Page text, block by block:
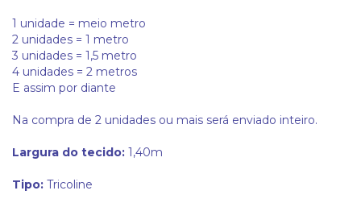
1 unidade = meio metro
2 unidades = 1 metro
3 unidades = 1,5 metro
4 unidades = 2 metros
E assim por diante
Na compra de 2 unidades ou mais será enviado inteiro.
Largura do tecido: 1,40m
Tipo: Tricoline